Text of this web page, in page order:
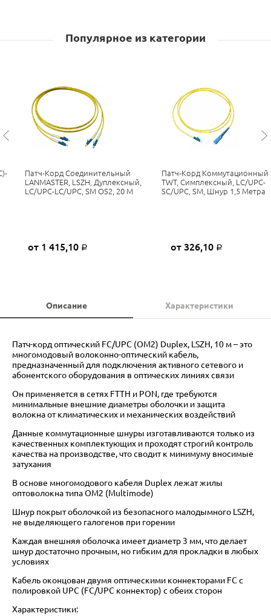
Популярное из категории
Патч-Корд Соединительный
LANMASTER, LSZH, Дуплексный,
LC/UPC-LC/UPC, SM OS2, 20 М
от 1 415,10 Р
Патч-Корд Коммутационный
TWT, Симплексный, LC/UPC-
SC/UPC, SM, Шнур 1,5 Метра
от 326,10 Р
Описание Характеристики
Патч-корд оптический FC/UPC (OM2) Duplex, LSZH, 10 м – это
многомодовый волоконно-оптический кабель,
предназначенный для подключения активного сетевого и
абонентского оборудования в оптических линиях связи
Он применяется в сетях FTTH и PON, где требуются
минимальные внешние диаметры оболочки и защита
волокна от климатических и механических воздействий
Данные коммутационные шнуры изготавливаются только из
качественных комплектующих и проходят строгий контроль
качества на производстве, что сводит к минимуму вносимые
затухания
В основе многомодового кабеля Duplex лежат жилы
оптоволокна типа OM2 (Multimode)
Шнур покрыт оболочкой из безопасного малодымного LSZH,
не выделяющего галогенов при горении
Каждая внешняя оболочка имеет диаметр 3 мм, что делает
шнур достаточно прочным, но гибким для прокладки в любых
условиях
Кабель оконцован двумя оптическими коннекторами FC с
полировкой UPC (FC/UPC коннектор) с обеих сторон
Характеристики: